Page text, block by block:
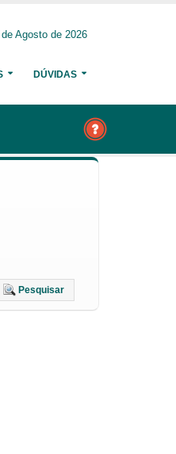
Agosto de 2026
DÚVIDAS
Pesquisar